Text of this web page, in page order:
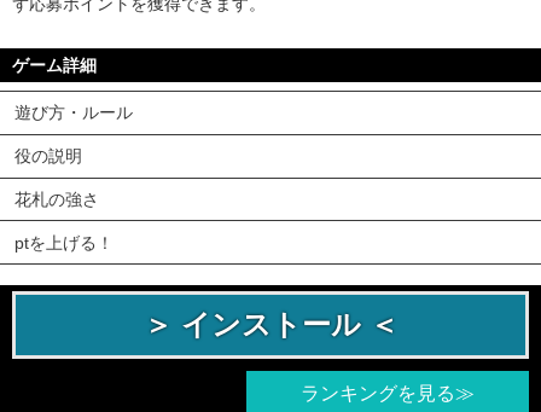
ゲーム詳細
遊び方・ルール
役の説明
花札の強さ
ptを上げる！
＞ インストール ＜
ランキングを見る≫